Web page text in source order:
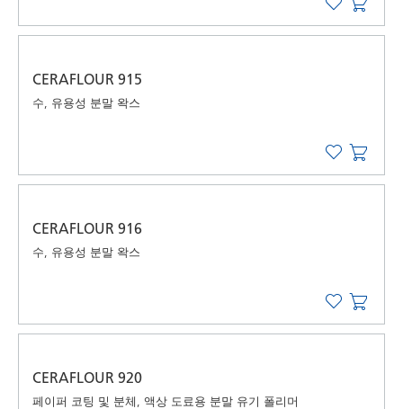
CERAFLOUR 915
수, 유용성 분말 왁스
CERAFLOUR 916
수, 유용성 분말 왁스
CERAFLOUR 920
페이퍼 코팅 및 분체, 액상 도료용 분말 유기 폴리머